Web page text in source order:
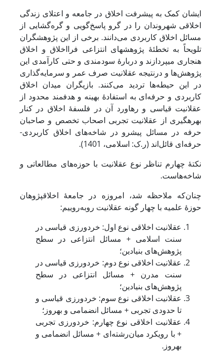
ایشان کمک به پیشرفت اخلاق در جامعه و اعتلای زندگی
اخلاقی شهروندان را در گرو پاسخ‌گویی و گره‌گشایی از
مسائل اخلاق کاربردی می‌دانند. برخی از این پژوهشگران
تلویحاً به تخطئۀ پژوهش‏های انتزاعی فرااخلاق و اخلاق
هنجاری می‏پردازند و دربارۀ سودمندی و حتی کارآمدی این
پژوهش‌ها و درنتیجه عقلانیت صرف عمر و سرمایه‌گذاری
در این حیطه‌ها تردید می‌کنند. بازیگران میدان اخلاق
کاربردی و حرفه‌ای به استفادۀ بهینه و هدفمند محدود از
عقلانیت قیاسی و رهاورد آن در فلسفۀ اخلاق در کنار
بهره‎گیری از عقلانیت تجربی اصحاب تخصص و صاحبان
حرفه در مسائل پیشرو در شاخه‌های اخلاق کاربردی-
حرفه‌ای قائل‌اند (ر.ک: اسلامی، 1401).
نکتۀ چهارم تناظر نوع عقلانیت با حوزه‌های مطالعاتی و
شاخه‌هاست.
چنان‌که ملاحظه شد، امروزه در جامعۀ اخلاق‎پژوهان
حوزۀ علمیه با چهار گونه عقلانیت روبه‌روییم:
عقلانیت اخلاقی نوع اول: خردورزی قیاسی در
سنت اسلامی + مسائل انتزاعی در سطح
پژوهش‌های بنیادین؛
عقلانیت اخلاقی نوع دوم: خردورزی قیاسی در
سنت مدرن + مسائل انتزاعی در سطح
پژوهش‌های بنیادین؛
عقلانیت اخلاقی نوع سوم: خردورزی قیاسی و
تا حدودی تجربی + مسائل انضمامی و به‎روز؛
عقلانیت اخلاقی نوع چهارم: خردورزی تجربی
+ با رویکرد میان‌رشته‌ای + مسائل انضمامی و
به‎روز.